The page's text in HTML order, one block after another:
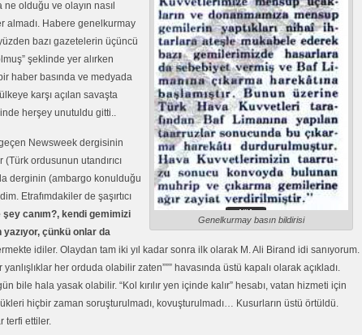
Genelkurmay basın bildirisi
olduğu ve olayın nasıl
almadı. Habere genelkurmay
bazı gazetelerin üçüncü
şeklinde yer alırken
haber basında ve medyada
karşı açılan savaşta
herşey unutuldu gitti..
Newsweek dergisinin
ordusunun utandırıcı
derginin (ambargo konulduğu
Etrafımdakiler de şaşırtıcı
şey canım?, kendi gemimizi
çünkü onlar da
idiler. Olaydan tam iki yıl kadar sonra ilk olarak M. Ali Birand idi sanıyorum.
her orduda olabilir zaten””” havasında üstü kapalı olarak açıkladı.
bile hala yasak olabilir. “Kol kırılır yen içinde kalır” hesabı, vatan hizmeti için
hiçbir zaman soruşturulmadı, kovuşturulmadı… Kusurların üstü örtüldü.
terfi ettiler.